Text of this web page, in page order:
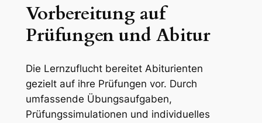
Vorbereitung auf
Prüfungen und Abitur
Die Lernzuflucht bereitet Abiturienten
gezielt auf ihre Prüfungen vor. Durch
umfassende Übungsaufgaben,
Prüfungssimulationen und individuelles